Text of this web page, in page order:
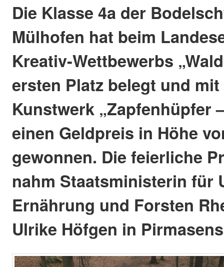
Die Klasse 4a der
Mülhofen hat beim
Kreativ-Wettbewerbs
ersten Platz belegt und
Kunstwerk „Zapfenhüpfer
einen Geldpreis in Höhe
gewonnen. Die feierliche
nahm Staatsministerin für
Ernährung und Forsten
Ulrike Höfgen in